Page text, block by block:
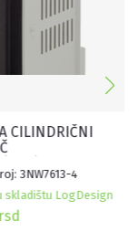
CILINDRIČNI
SISTEME
3NW7613-4
skladištu LogDesign
rsd